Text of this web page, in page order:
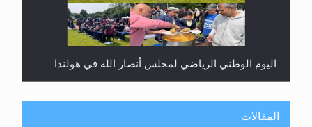
إتمام حفظ القرآن الكريم لثلاثة طلاب من مدرسة الحفظ
في غانا
المقالات